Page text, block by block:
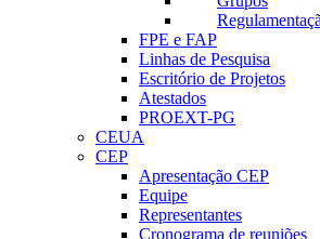
FPE e FAP
Linhas de Pesquisa
Escritório de Projetos
Atestados
PROEXT-PG
CEUA
CEP
Apresentação CEP
Equipe
Representantes
Cronograma de reuniões